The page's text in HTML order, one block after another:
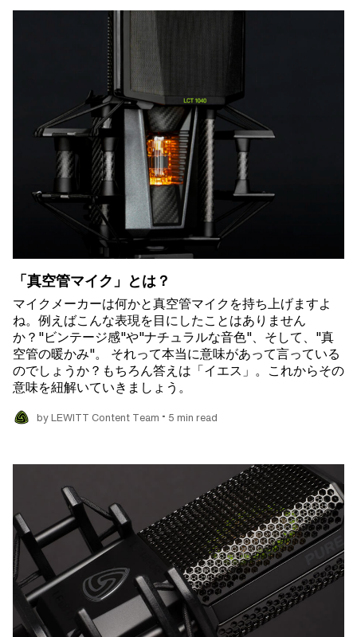
「真空管マイク」とは？
マイクメーカーは何かと真空管マイクを持ち上げますよ
ね。例えばこんな表現を目にしたことはありません
か？"ビンテージ感"や"ナチュラルな音色"、そして、"真
空管の暖かみ"。 それって本当に意味があって言っている
のでしょうか？もちろん答えは「イエス」。これからその
意味を紐解いていきましょう。
by LEWITT Content Team • 5 min read